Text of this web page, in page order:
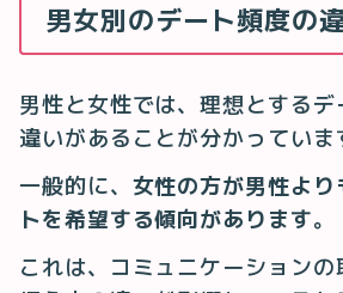
男女別のデート頻度の
男性と女性では、理想とする
違いがあることが分かっていま
一般的に、 女性の方が男性よ
トを希望する傾向があります。
これは、コミュニケーション